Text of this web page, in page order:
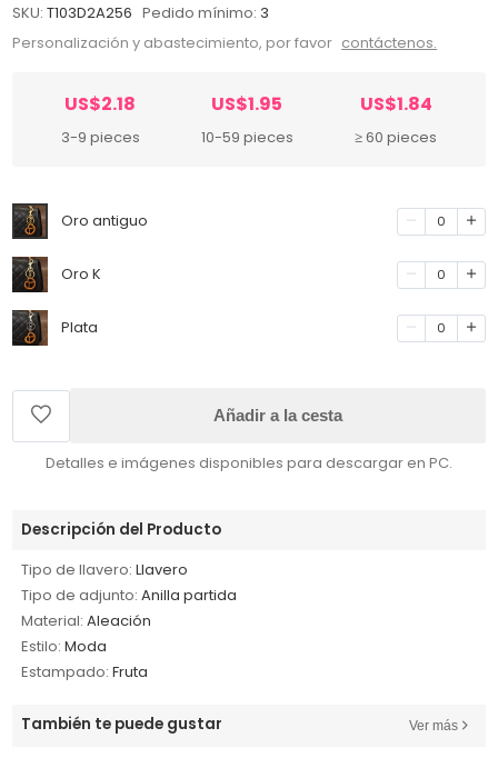
SKU: T103D2A256 Pedido mínimo: 3
Personalización y abastecimiento, por favor contáctenos.
US$2.18
3-9 pieces
US$1.95
10-59 pieces
US$1.84
≥ 60 pieces
Oro antiguo 0
Oro K 0
Plata 0
Añadir a la cesta
Detalles e imágenes disponibles para descargar en PC.
Descripción del Producto
Tipo de llavero: Llavero
Tipo de adjunto: Anilla partida
Material: Aleación
Estilo: Moda
Estampado: Fruta
También te puede gustar Ver más